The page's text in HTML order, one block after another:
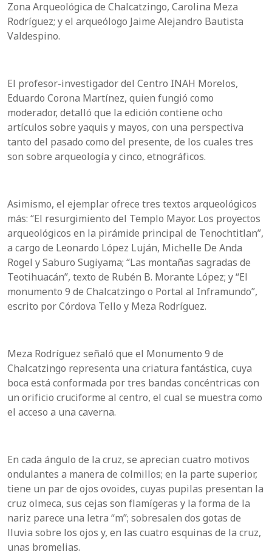
Zona Arqueológica de Chalcatzingo, Carolina Meza
Rodríguez; y el arqueólogo Jaime Alejandro Bautista
Valdespino.
El profesor-investigador del Centro INAH Morelos,
Eduardo Corona Martínez, quien fungió como
moderador, detalló que la edición contiene ocho
artículos sobre yaquis y mayos, con una perspectiva
tanto del pasado como del presente, de los cuales tres
son sobre arqueología y cinco, etnográficos.
Asimismo, el ejemplar ofrece tres textos arqueológicos
más: “El resurgimiento del Templo Mayor. Los proyectos
arqueológicos en la pirámide principal de Tenochtitlan”,
a cargo de Leonardo López Luján, Michelle De Anda
Rogel y Saburo Sugiyama; “Las montañas sagradas de
Teotihuacán”, texto de Rubén B. Morante López; y “El
monumento 9 de Chalcatzingo o Portal al Inframundo”,
escrito por Córdova Tello y Meza Rodríguez.
Meza Rodríguez señaló que el Monumento 9 de
Chalcatzingo representa una criatura fantástica, cuya
boca está conformada por tres bandas concéntricas con
un orificio cruciforme al centro, el cual se muestra como
el acceso a una caverna.
En cada ángulo de la cruz, se aprecian cuatro motivos
ondulantes a manera de colmillos; en la parte superior,
tiene un par de ojos ovoides, cuyas pupilas presentan la
cruz olmeca, sus cejas son flamígeras y la forma de la
nariz parece una letra “m”; sobresalen dos gotas de
lluvia sobre los ojos y, en las cuatro esquinas de la cruz,
unas bromelias.